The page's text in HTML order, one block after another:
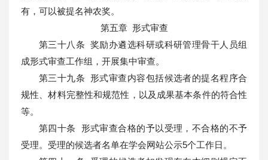
有，可以被提名神农奖。
第五章 形式审查
第三十八条 奖励办遴选科研或科研管理骨干人员组
成形式审查工作组，开展集中审查。
第三十九条 形式审查内容包括候选者的提名程序合
规性、材料完整性和规范性，以及成果基本条件的符合性
等。
第四十条 形式审查合格的予以受理，不合格的不予
受理。受理的候选者名单在学会网站公示5个工作日。